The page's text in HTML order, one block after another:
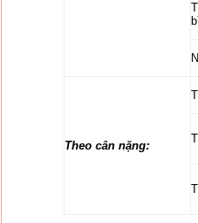
Theo cân nặng:
T